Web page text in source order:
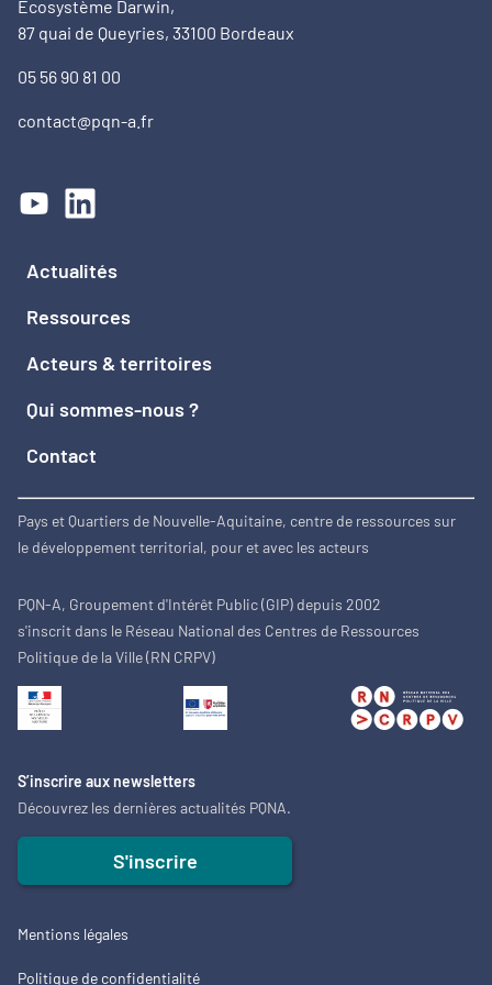
Ecosystème Darwin,
87 quai de Queyries, 33100 Bordeaux
05 56 90 81 00
contact@pqn-a.fr
Actualités
Ressources
Acteurs & territoires
Qui sommes-nous ?
Contact
Pays et Quartiers de Nouvelle-Aquitaine, centre de ressources sur
le développement territorial, pour et avec les acteurs
PQN-A, Groupement d'Intérêt Public (GIP) depuis 2002
s'inscrit dans le Réseau National des Centres de Ressources
Politique de la Ville (RN CRPV)
S’inscrire aux newsletters
Découvrez les dernières actualités PQNA.
S'inscrire
Mentions légales
Politique de confidentialité